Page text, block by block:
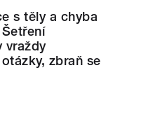
s těly a chyba
vraždy
zbraň se